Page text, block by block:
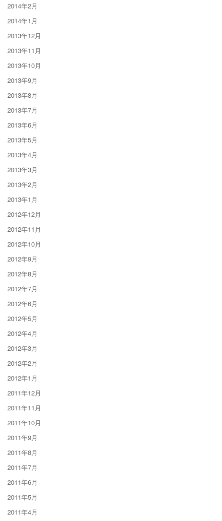
2014年2月
2014年1月
2013年12月
2013年11月
2013年10月
2013年9月
2013年8月
2013年7月
2013年6月
2013年5月
2013年4月
2013年3月
2013年2月
2013年1月
2012年12月
2012年11月
2012年10月
2012年9月
2012年8月
2012年7月
2012年6月
2012年5月
2012年4月
2012年3月
2012年2月
2012年1月
2011年12月
2011年11月
2011年10月
2011年9月
2011年8月
2011年7月
2011年6月
2011年5月
2011年4月